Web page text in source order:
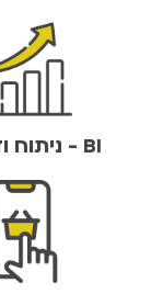
BI - ניתוח ודו"חות